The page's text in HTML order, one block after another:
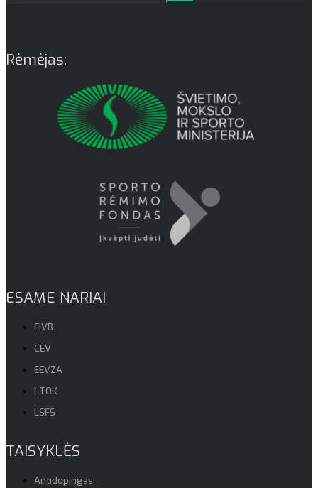
Rėmėjas:
ESAME NARIAI
FIVB
CEV
EEVZA
LTOK
LSFS
TAISYKLĖS
Antidopingas